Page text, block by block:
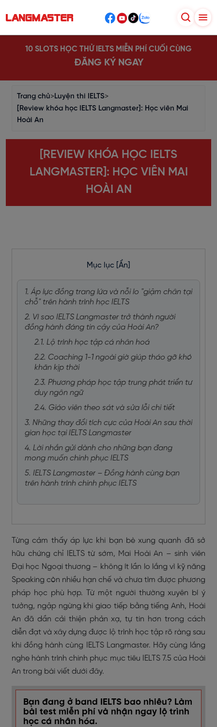
10 SLOTS HỌC THỬ IELTS MIỄN PHÍ CUỐI CÙNG
ĐĂNG KÝ NGAY
Trang chủ>Luyện thi IELTS>
[Review khóa học IELTS Langmaster]: Học viên Mai
Hoài An
[REVIEW KHÓA HỌC IELTS
LANGMASTER]: HỌC VIÊN MAI
HOÀI AN
Mục lục [Ẩn]
1. Áp lực đồng trang lứa và nỗi lo "giậm chân tại
chỗ" trên hành trình học IELTS
2. Vì sao IELTS Langmaster trở thành người
đồng hành đáng tin cậy của Hoài An?
2.1. Lộ trình học tập cá nhân hoá
2.2. Coaching 1-1 ngoài giờ giúp tháo gỡ khó
khăn kịp thời
2.3. Phương pháp học tập trung phát triển tư
duy ngôn ngữ
2.4. Giáo viên theo sát và sửa lỗi chi tiết
3. Những thay đổi tích cực của Hoài An sau thời
gian học tại IELTS Langmaster
4. Lời nhắn gửi dành cho những bạn đang
mong muốn chinh phục IELTS
5. IELTS Langmaster – Đồng hành cùng bạn
trên hành trình chinh phục IELTS
Từng cảm thấy áp lực khi bạn bè xung quanh đã sở
hữu chứng chỉ IELTS từ sớm, Mai Hoài An – sinh viên
Đại học Ngoại thương – không ít lần lo lắng vì kỹ năng
Speaking còn nhiều hạn chế và chưa tìm được phương
pháp học phù hợp. Từ một người thường xuyên bí ý
tưởng, ngập ngừng khi giao tiếp bằng tiếng Anh, Hoài
An đã dần cải thiện phản xạ, tự tin hơn trong cách
diễn đạt và xây dựng được lộ trình học tập rõ ràng sau
khi đồng hành cùng IELTS Langmaster. Hãy cùng lắng
nghe hành trình chinh phục mục tiêu IELTS 7.5 của Hoài
An trong bài viết dưới đây.
Bạn đang ở band IELTS bao nhiêu? Làm
bài test miễn phí và nhận ngay lộ trình
học cá nhân hóa.